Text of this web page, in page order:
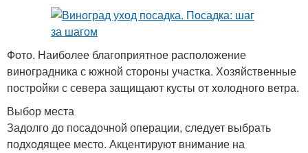
Фото. Наиболее благоприятное расположение
виноградника с южной стороны участка. Хозяйственные
постройки с севера защищают кусты от холодного ветра.
Выбор места
Задолго до посадочной операции, следует выбрать
подходящее место. Акцентируют внимание на